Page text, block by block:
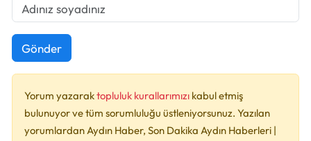
Gönder
Yorum yazaraktopluluk kurallarımızı kabul etmiş
bulunuyor ve tüm sorumluluğu üstleniyorsunuz. Yazılan
yorumlardan Aydın Haber, Son Dakika Aydın Haberleri |